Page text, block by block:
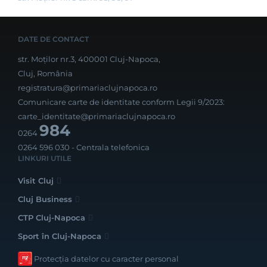
DATE DE CONTACT
str. Moților nr.3, 400001 Cluj-Napoca,
Cluj, România
registratura@primariaclujnapoca.ro
Comunicare carte de identitate conform Legii 9/2023:
carte_identitate@primariaclujnapoca.ro
0264984
0264 596 030 - Centrala telefonica
LINKURI UTILE
Visit Cluj
Cluj Business
CTP Cluj-Napoca
Sport în Cluj-Napoca
Protecția datelor cu caracter personal